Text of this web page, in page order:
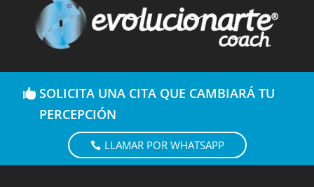
SOLICITA UNA CITA QUE CAMBIARÁ TU
PERCEPCIÓN
LLAMAR POR WHATSAPP